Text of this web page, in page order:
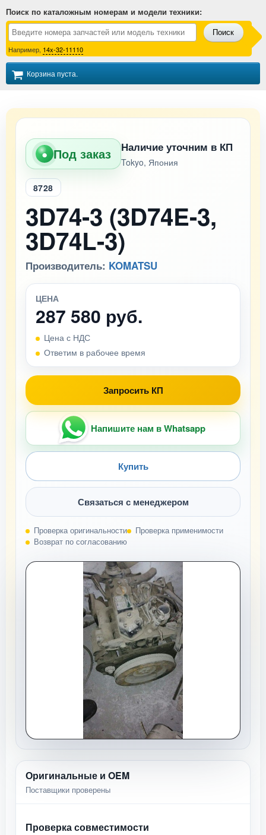
Поиск по каталожным номерам и модели техники:
Поиск
Например, 14x-32-11110
Корзина пуста.
● Под заказ Наличие уточним в КП
Tokyo, Япония
8728
3D74-3 (3D74E-3,
3D74L-3)
Производитель: KOMATSU
ЦЕНА
287 580 руб.
Цена с НДС
Ответим в рабочее время
Запросить КП
Напишите нам в Whatsapp
Купить
Связаться с менеджером
Проверка оригинальности
Проверка применимости
Возврат по согласованию
Оригинальные и OEM
Поставщики проверены
Проверка совместимости